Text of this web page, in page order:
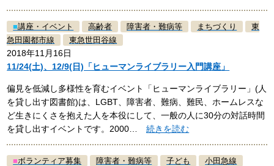
■講座・イベント 高齢者 障害者・難病等 まちづくり
東
急田園都市線
東急世田谷線
2018年11月16日
11/24(土)、12/9(日)「ヒューマンライブラリー入門講座」
偏見を低減し多様性を育むイベント「ヒューマンライブラリー」(人
を貸し出す図書館)は、LGBT、障害者、難病、難民、ホームレスな
ど生きにくさを抱えた人を本役にして、一般の人に30分の対話時間
を貸し出すイベントです。2000…続きを読む
■ボランティア募集 障害者・難病等 子ども 小田急線